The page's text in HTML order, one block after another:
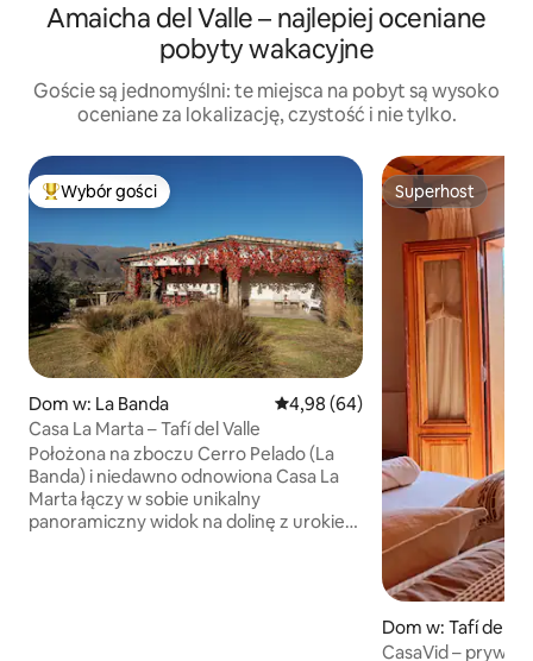
Amaicha del Valle – najlepiej oceniane
pobyty wakacyjne
Goście są jednomyślni: te miejsca na pobyt są wysoko
oceniane za lokalizację, czystość i nie tylko.
Najpopularniejsze z kategorii Wybór gości
Wybór gości
Dom w: La Banda Średnia ocena: 4,98 na 5,
4,98 (64)
Casa La Marta – Tafí del Valle
Położona na zboczu Cerro Pelado (La
Banda) i niedawno odnowiona Casa La
Marta łączy w sobie unikalny
panoramiczny widok na dolinę z urokiem
Superhost
Superhost
Dom w: Tafí del
CasaVid –